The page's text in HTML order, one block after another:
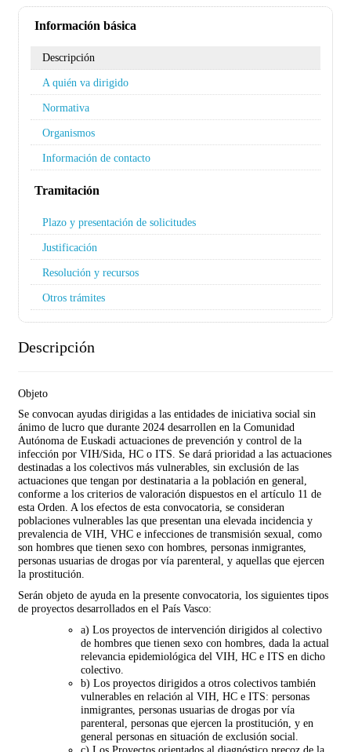
Información básica
Descripción
A quién va dirigido
Normativa
Organismos
Información de contacto
Tramitación
Plazo y presentación de solicitudes
Justificación
Resolución y recursos
Otros trámites
Descripción
Objeto
Se convocan ayudas dirigidas a las entidades de iniciativa social sin
ánimo de lucro que durante 2024 desarrollen en la Comunidad
Autónoma de Euskadi actuaciones de prevención y control de la
infección por VIH/Sida, HC o ITS. Se dará prioridad a las actuaciones
destinadas a los colectivos más vulnerables, sin exclusión de las
actuaciones que tengan por destinataria a la población en general,
conforme a los criterios de valoración dispuestos en el artículo 11 de
esta Orden. A los efectos de esta convocatoria, se consideran
poblaciones vulnerables las que presentan una elevada incidencia y
prevalencia de VIH, VHC e infecciones de transmisión sexual, como
son hombres que tienen sexo con hombres, personas inmigrantes,
personas usuarias de drogas por vía parenteral, y aquellas que ejercen
la prostitución.
Serán objeto de ayuda en la presente convocatoria, los siguientes tipos
de proyectos desarrollados en el País Vasco:
a) Los proyectos de intervención dirigidos al colectivo
de hombres que tienen sexo con hombres, dada la actual
relevancia epidemiológica del VIH, HC e ITS en dicho
colectivo.
b) Los proyectos dirigidos a otros colectivos también
vulnerables en relación al VIH, HC e ITS: personas
inmigrantes, personas usuarias de drogas por vía
parenteral, personas que ejercen la prostitución, y en
general personas en situación de exclusión social.